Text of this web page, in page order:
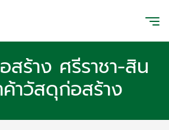
สร้าง ศรีราชา-สิน
าวัสดุก่อสร้าง